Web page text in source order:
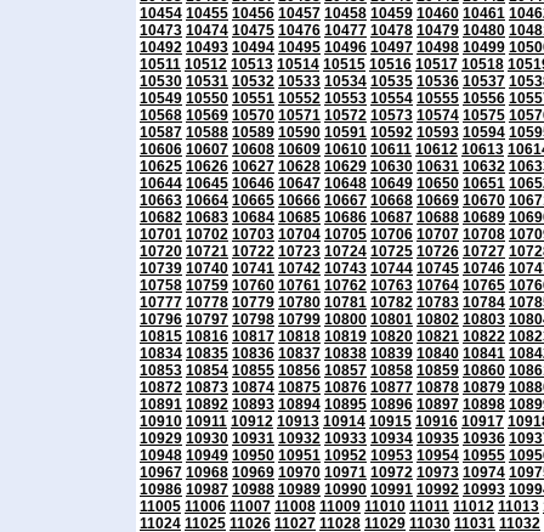
10454 10455 10456 10457 10458 10459 10460 10461
10473 10474 10475 10476 10477 10478 10479 10480
10492 10493 10494 10495 10496 10497 10498 10499
10511 10512 10513 10514 10515 10516 10517 10518
10530 10531 10532 10533 10534 10535 10536 10537
10549 10550 10551 10552 10553 10554 10555 10556
10568 10569 10570 10571 10572 10573 10574 10575
10587 10588 10589 10590 10591 10592 10593 10594
10606 10607 10608 10609 10610 10611 10612 10613
10625 10626 10627 10628 10629 10630 10631 10632
10644 10645 10646 10647 10648 10649 10650 10651
10663 10664 10665 10666 10667 10668 10669 10670
10682 10683 10684 10685 10686 10687 10688 10689
10701 10702 10703 10704 10705 10706 10707 10708
10720 10721 10722 10723 10724 10725 10726 10727
10739 10740 10741 10742 10743 10744 10745 10746
10758 10759 10760 10761 10762 10763 10764 10765
10777 10778 10779 10780 10781 10782 10783 10784
10796 10797 10798 10799 10800 10801 10802 10803
10815 10816 10817 10818 10819 10820 10821 10822
10834 10835 10836 10837 10838 10839 10840 10841
10853 10854 10855 10856 10857 10858 10859 10860
10872 10873 10874 10875 10876 10877 10878 10879
10891 10892 10893 10894 10895 10896 10897 10898
10910 10911 10912 10913 10914 10915 10916 10917
10929 10930 10931 10932 10933 10934 10935 10936
10948 10949 10950 10951 10952 10953 10954 10955
10967 10968 10969 10970 10971 10972 10973 10974
10986 10987 10988 10989 10990 10991 10992 10993
11005 11006 11007 11008 11009 11010 11011 11012 11013
11024 11025 11026 11027 11028 11029 11030 11031 11032